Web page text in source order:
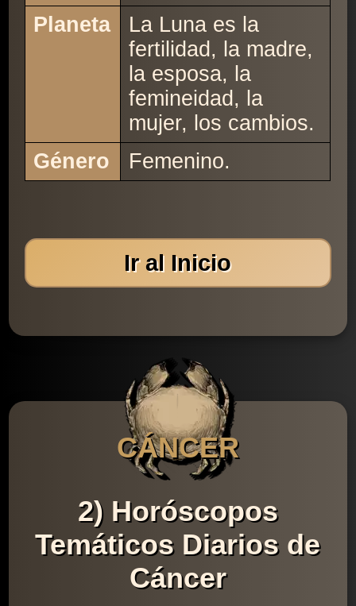
Planeta
La Luna es la
fertilidad, la madre,
la esposa, la
femineidad, la
mujer, los cambios.
Género
Femenino.
Ir al Inicio
CÁNCER
2) Horóscopos
Temáticos Diarios de
Cáncer